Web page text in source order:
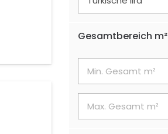
Gesamtbereich m²